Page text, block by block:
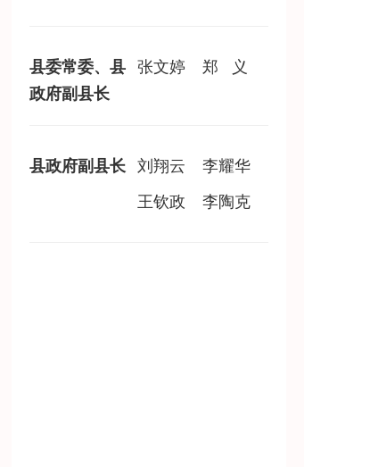
县委常委、县
政府副县长
张文婷 郑 义
县政府副县长 刘翔云
李耀华
王钦政
李陶克